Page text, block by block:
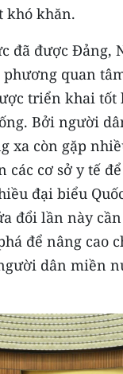
- Công nghệ
khó khăn.
đã được Đảng,
quan
triển khai tốt
Bởi người
xa còn gặp
các cơ sở y tế
đại biểu
đổi lần này
để nâng cao
dân miền